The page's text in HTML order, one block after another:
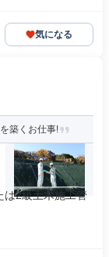
気になる
築くお仕事!
は2級土木施工管